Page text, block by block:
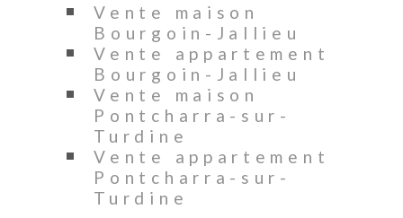
Vente maison
Bourgoin-Jallieu
Vente appartement
Bourgoin-Jallieu
Vente maison
Pontcharra-sur-
Turdine
Vente appartement
Pontcharra-sur-
Turdine